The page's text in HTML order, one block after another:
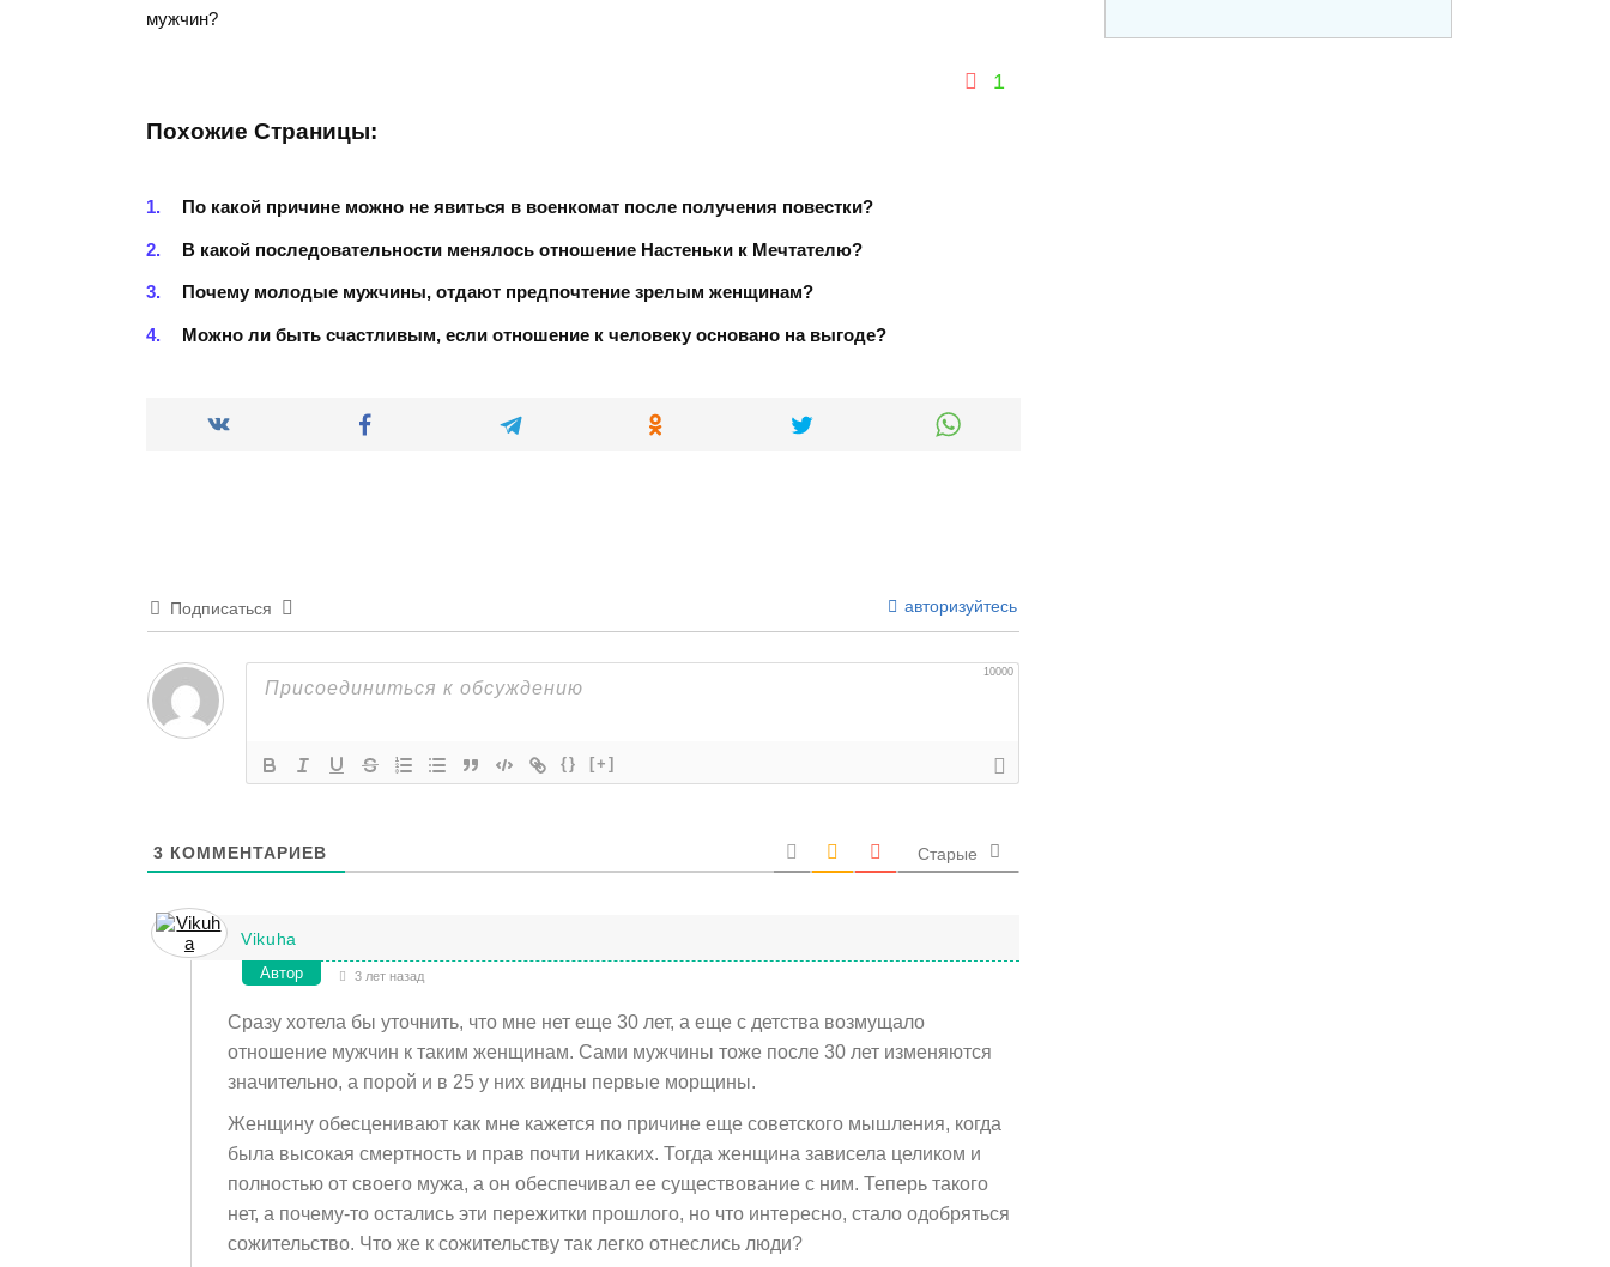
мужчин?
1
Похожие Страницы:
По какой причине можно не явиться в военкомат после получения повестки?
В какой последовательности менялось отношение Настеньки к Мечтателю?
Почему молодые мужчины, отдают предпочтение зрелым женщинам?
Можно ли быть счастливым, если отношение к человеку основано на выгоде?
Подписаться авторизуйтесь
10000
{} [+]
3 КОММЕНТАРИЕВ Старые
Vikuha
Автор 3 лет назад
Сразу хотела бы уточнить, что мне нет еще 30 лет, а еще с детства возмущало
отношение мужчин к таким женщинам. Сами мужчины тоже после 30 лет изменяются
значительно, а порой и в 25 у них видны первые морщины.
Женщину обесценивают как мне кажется по причине еще советского мышления, когда
была высокая смертность и прав почти никаких. Тогда женщина зависела целиком и
полностью от своего мужа, а он обеспечивал ее существование с ним. Теперь такого
нет, а почему-то остались эти пережитки прошлого, но что интересно, стало одобряться
сожительство. Что же к сожительству так легко отнеслись люди?